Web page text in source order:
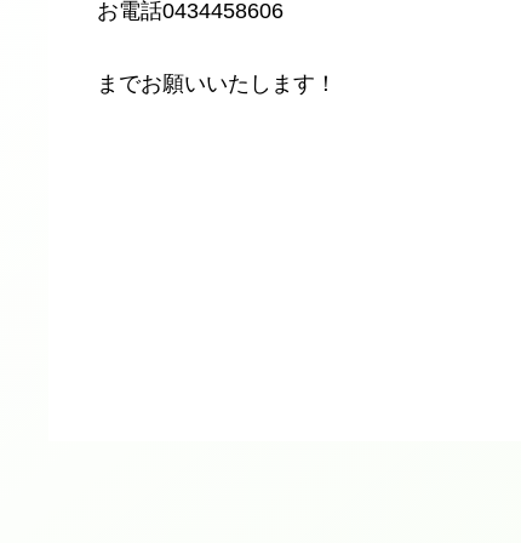
​お電話0434458606
​までお願いいたします！